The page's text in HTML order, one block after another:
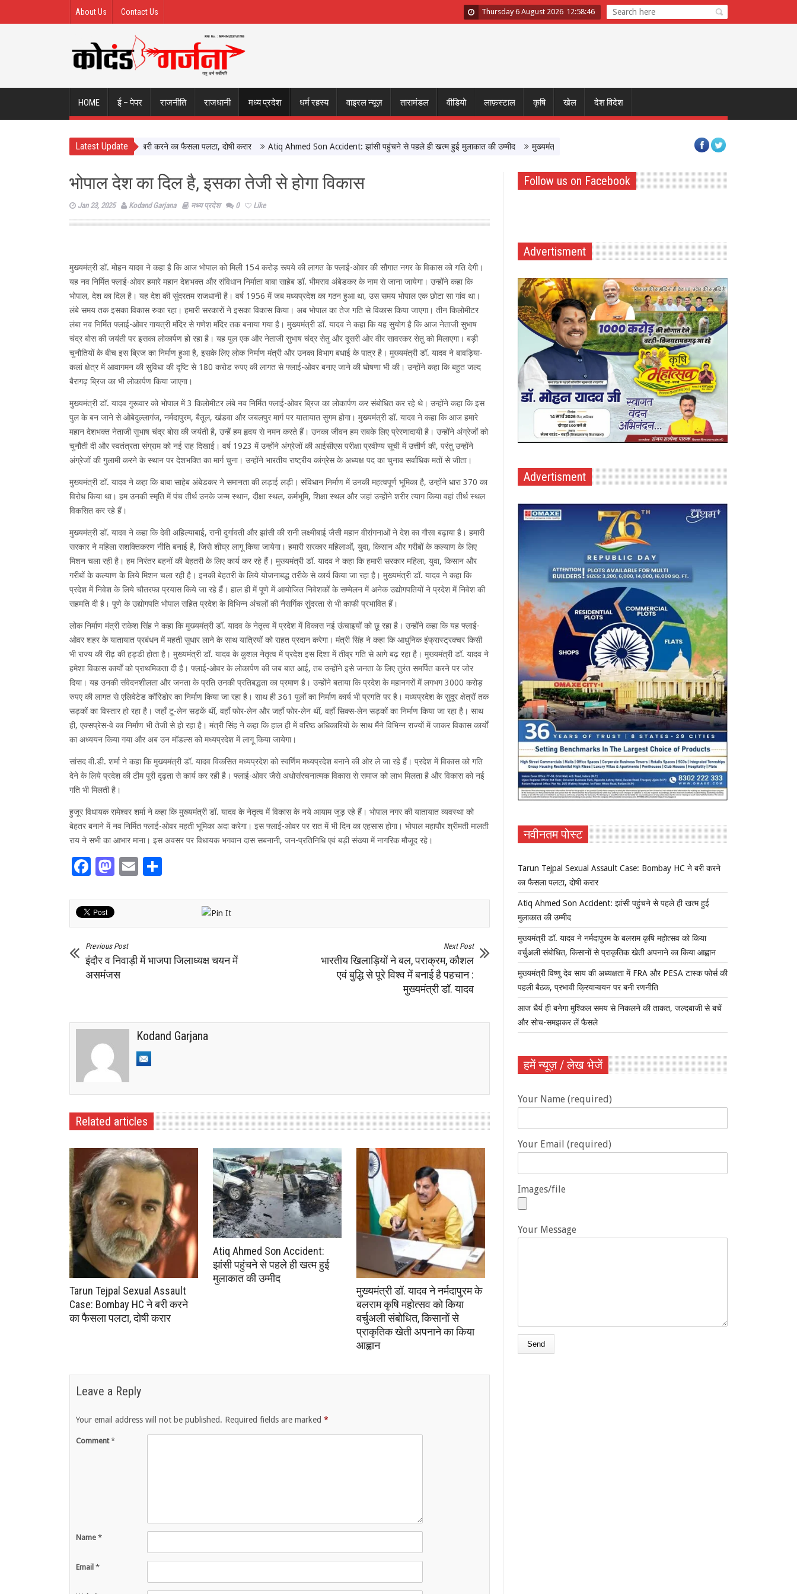
About Us Contact Us Thursday 6 August 2026 12:58:47
HOME ई – पेपर राजनीति राजधानी मध्य प्रदेश धर्म रहस्य वाइरल न्यूज़ तारामंडल वीडियो लाफ़स्टाल कृषि खेल देश विदेश
Latest Update
Assault Case: Bombay HC ने बरी करने का फैसला पलटा, दोषी करार Atiq Ahmed Son Accident: झांसी पहुंचने से पहले ही खत्म हुई मुलाकात की उम्मीद मुख्यमंत्री डॉ. यादव ने नर्मदापुरम के बलराम कृषि महोत्सव को किया वर्चुअली संबोधित, किसानों से
भोपाल देश का दिल है, इसका तेजी से होगा विकास
Jan 23, 2025 Kodand Garjana मध्य प्रदेश 0 Like
मुख्यमंत्री डॉ. मोहन यादव ने कहा है कि आज भोपाल को मिली 154 करोड़ रूपये की लागत के फ्लाई-ओवर की सौगात नगर के विकास को गति देगी।
यह नव निर्मित फ्लाई-ओवर हमारे महान देशभक्त और संविधान निर्माता बाबा साहेब डॉ. भीमराव अंबेडकर के नाम से जाना जायेगा। उन्होंने कहा कि
भोपाल, देश का दिल है। यह देश की सुंदरतम राजधानी है। वर्ष 1956 में जब मध्यप्रदेश का गठन हुआ था, उस समय भोपाल एक छोटा सा गांव था।
लंबे समय तक इसका विकास रुका रहा। हमारी सरकारों ने इसका विकास किया। अब भोपाल का तेज गति से विकास किया जाएगा। तीन किलोमीटर
लंबा नव निर्मित फ्लाई-ओवर गायत्री मंदिर से गणेश मंदिर तक बनाया गया है। मुख्यमंत्री डॉ. यादव ने कहा कि यह सुयोग है कि आज नेताजी सुभाष
चंद्र बोस की जयंती पर इसका लोकार्पण हो रहा है। यह पुल एक और नेताजी सुभाष चंद्र सेतु और दूसरी ओर वीर सावरकर सेतु को मिलाएगा। बड़ी
चुनौतियों के बीच इस ब्रिज का निर्माण हुआ है, इसके लिए लोक निर्माण मंत्री और उनका विभाग बधाई के पात्र है। मुख्यमंत्री डॉ. यादव ने बावड़िया-
कलां क्षेत्र में आवागमन की सुविधा की दृष्टि से 180 करोड रुपए की लागत से फ्लाई-ओवर बनाए जाने की घोषणा भी की। उन्होंने कहा कि बहुत जल्द
बैरागढ़ ब्रिज का भी लोकार्पण किया जाएगा।
मुख्यमंत्री डॉ. यादव गुरूवार को भोपाल में 3 किलोमीटर लंबे नव निर्मित फ्लाई-ओवर ब्रिज का लोकार्पण कर संबोधित कर रहे थे। उन्होंने कहा कि इस
पुल के बन जाने से ओबेदुल्लागंज, नर्मदापुरम, बैतूल, खंडवा और जबलपुर मार्ग पर यातायात सुगम होगा। मुख्यमंत्री डॉ. यादव ने कहा कि आज हमारे
महान देशभक्त नेताजी सुभाष चंद्र बोस की जयंती है, उन्हें हम हृदय से नमन करते हैं। उनका जीवन हम सबके लिए प्रेरणादायी है। उन्होंने अंग्रेजों को
चुनौती दी और स्वतंत्रता संग्राम को नई राह दिखाई। वर्ष 1923 में उन्होंने अंग्रेजों की आईसीएस परीक्षा प्रवीण्य सूची में उत्तीर्ण की, परंतु उन्होंने
अंग्रेजों की गुलामी करने के स्थान पर देशभक्ति का मार्ग चुना। उन्होंने भारतीय राष्ट्रीय कांग्रेस के अध्यक्ष पद का चुनाव सर्वाधिक मतों से जीता।
मुख्यमंत्री डॉ. यादव ने कहा कि बाबा साहेब अंबेडकर ने समानता की लड़ाई लड़ी। संविधान निर्माण में उनकी महत्वपूर्ण भूमिका है, उन्होंने धारा 370 का
विरोध किया था। हम उनकी स्मृति में पंच तीर्थ उनके जन्म स्थान, दीक्षा स्थल, कर्मभूमि, शिक्षा स्थल और जहां उन्होंने शरीर त्याग किया वहां तीर्थ स्थल
विकसित कर रहे हैं।
मुख्यमंत्री डॉ. यादव ने कहा कि देवी अहिल्याबाई, रानी दुर्गावती और झांसी की रानी लक्ष्मीबाई जैसी महान वीरांगनाओं ने देश का गौरव बढ़ाया है। हमारी
सरकार ने महिला सशक्तिकरण नीति बनाई है, जिसे शीघ्र लागू किया जायेगा। हमारी सरकार महिलाओं, युवा, किसान और गरीबों के कल्याण के लिए
मिशन चला रही है। हम निरंतर बहनों की बेहतरी के लिए कार्य कर रहे हैं। मुख्यमंत्री डॉ. यादव ने कहा कि हमारी सरकार महिला, युवा, किसान और
गरीबों के कल्याण के लिये मिशन चला रही है। इनकी बेहतरी के लिये योजनाबद्ध तरीके से कार्य किया जा रहा है। मुख्यमंत्री डॉ. यादव ने कहा कि
प्रदेश में निवेश के लिये चौतरफा प्रयास किये जा रहे हैं। हाल ही में पूणे में आयोजित निवेशकों के सम्मेलन में अनेक उद्योगपतियों ने प्रदेश में निवेश की
सहमति दी है। पूणे के उद्योगपति भोपाल सहित प्रदेश के विभिन्न अंचलों की नैसर्गिक सुंदरता से भी काफी प्रभावित हैं।
लोक निर्माण मंत्री राकेश सिंह ने कहा कि मुख्यमंत्री डॉ. यादव के नेतृत्व में प्रदेश में विकास नई ऊंचाइयों को छू रहा है। उन्होंने कहा कि यह फ्लाई-
ओवर शहर के यातायात प्रबंधन में महती सुधार लाने के साथ यात्रियों को राहत प्रदान करेगा। मंत्री सिंह ने कहा कि आधुनिक इंफ्रास्ट्रक्चर किसी
भी राज्य की रीढ़ की हड्डी होता है। मुख्यमंत्री डॉ. यादव के कुशल नेतृत्व में प्रदेश इस दिशा में तीव्र गति से आगे बढ़ रहा है। मुख्यमंत्री डॉ. यादव ने
हमेशा विकास कार्यों को प्राथमिकता दी है। फ्लाई-ओवर के लोकार्पण की जब बात आई, तब उन्होंने इसे जनता के लिए तुरंत समर्पित करने पर जोर
दिया। यह उनकी संवेदनशीलता और जनता के प्रति उनकी प्रतिबद्धता का प्रमाण है। उन्होंने बताया कि प्रदेश के महानगरों में लगभग 3000 करोड़
रुपए की लागत से एलिवेटेड कॉरिडोर का निर्माण किया जा रहा है। साथ ही 361 पुलों का निर्माण कार्य भी प्रगति पर है। मध्यप्रदेश के सुदूर क्षेत्रों तक
सड़कों का विस्तार हो रहा है। जहाँ टू-लेन सड़कें थीं, वहाँ फोर-लेन और जहाँ फोर-लेन थीं, वहाँ सिक्स-लेन सड़कों का निर्माण किया जा रहा है। साथ
ही, एक्सप्रेस-वे का निर्माण भी तेजी से हो रहा है। मंत्री सिंह ने कहा कि हाल ही में वरिष्ठ अधिकारियों के साथ मैंने विभिन्न राज्यों में जाकर विकास कार्यों
का अध्ययन किया गया और अब उन मॉडल्स को मध्यप्रदेश में लागू किया जायेगा।
सांसद वी.डी. शर्मा ने कहा कि मुख्यमंत्री डॉ. यादव विकसित मध्यप्रदेश को स्वर्णिम मध्यप्रदेश बनाने की ओर ले जा रहे हैं। प्रदेश में विकास को गति
देने के लिये प्रदेश की टीम पूरी दृढ़ता से कार्य कर रही है। फ्लाई-ओवर जैसे अधोसंरचनात्मक विकास से समाज को लाभ मिलता है और विकास को नई
गति भी मिलती है।
हुजूर विधायक रामेश्वर शर्मा ने कहा कि मुख्यमंत्री डॉ. यादव के नेतृत्व में विकास के नये आयाम जुड़ रहे हैं। भोपाल नगर की यातायात व्यवस्था को
बेहतर बनाने में नव निर्मित फ्लाई-ओवर महती भूमिका अदा करेगा। इस फ्लाई-ओवर पर रात में भी दिन का एहसास होगा। भोपाल महापौर श्रीमती मालती
राय ने सभी का आभार माना। इस अवसर पर विधायक भगवान दास सबनानी, जन-प्रतिनिधि एवं बड़ी संख्या में नागरिक मौजूद रहे।
Facebook
Mastodon
Email
Previous Post
इंदौर व निवाड़ी में भाजपा जिलाध्यक्ष चयन में
असमंजस
Next Post
भारतीय खिलाड़ियों ने बल, पराक्रम, कौशल
एवं बुद्धि से पूरे विश्व में बनाई है पहचान :
मुख्यमंत्री डॉ. यादव
Kodand Garjana
Related articles
Tarun Tejpal Sexual Assault
Case: Bombay HC ने बरी करने
का फैसला पलटा, दोषी करार
Atiq Ahmed Son Accident:
झांसी पहुंचने से पहले ही खत्म हुई
मुलाकात की उम्मीद
मुख्यमंत्री डॉ. यादव ने नर्मदापुरम के
बलराम कृषि महोत्सव को किया
वर्चुअली संबोधित, किसानों से
प्राकृतिक खेती अपनाने का किया
आह्वान
Leave a Reply
Your email address will not be published. Required fields are marked *
Comment*
Name *
Email *
Follow us on Facebook
Advertisment
Advertisment
नवीनतम पोस्ट
Tarun Tejpal Sexual Assault Case: Bombay HC ने बरी करने
का फैसला पलटा, दोषी करार
Atiq Ahmed Son Accident: झांसी पहुंचने से पहले ही खत्म हुई
मुलाकात की उम्मीद
मुख्यमंत्री डॉ. यादव ने नर्मदापुरम के बलराम कृषि महोत्सव को किया
वर्चुअली संबोधित, किसानों से प्राकृतिक खेती अपनाने का किया आह्वान
मुख्यमंत्री विष्णु देव साय की अध्यक्षता में FRA और PESA टास्क फोर्स की
पहली बैठक, प्रभावी क्रियान्वयन पर बनी रणनीति
आज धैर्य ही बनेगा मुश्किल समय से निकलने की ताकत, जल्दबाजी से बचें
और सोच-समझकर लें फैसले
हमें न्यूज़ / लेख भेजें
Your Name (required)
Your Email (required)
Images/file
Your Message